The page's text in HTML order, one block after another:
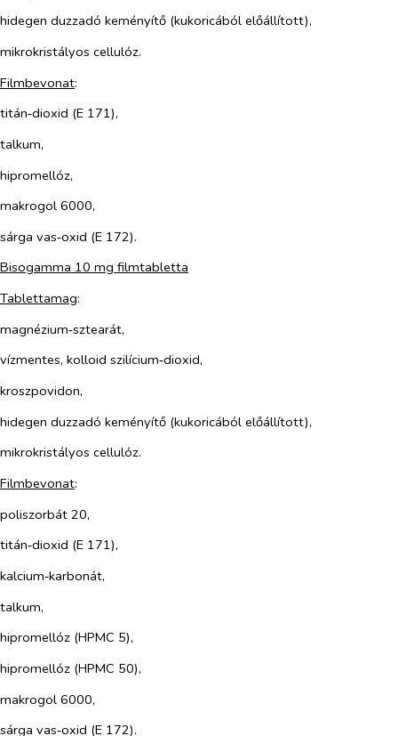
hidegen duzzadó keményítő (kukoricából előállított),
mikrokristályos cellulóz.
Filmbevonat:
titán‑dioxid (E 171),
talkum,
hipromellóz,
makrogol 6000,
sárga vas‑oxid (E 172).
Bisogamma 10 mg filmtabletta
Tablettamag:
magnézium‑sztearát,
vízmentes, kolloid szilícium‑dioxid,
kroszpovidon,
hidegen duzzadó keményítő (kukoricából előállított),
mikrokristályos cellulóz.
Filmbevonat:
poliszorbát 20,
titán‑dioxid (E 171),
kalcium‑karbonát,
talkum,
hipromellóz (HPMC 5),
hipromellóz (HPMC 50),
makrogol 6000,
sárga vas‑oxid (E 172).